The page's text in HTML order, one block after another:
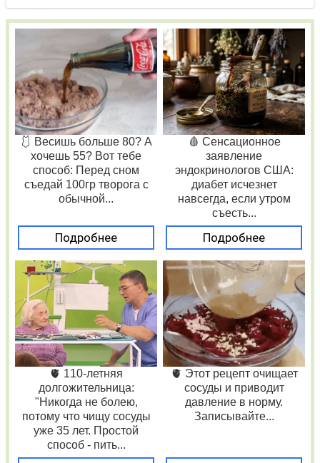
🩱 Весишь больше 80? А
хочешь 55? Вот тебе
способ: Перед сном
съедай 100гр творога с
обычной...
Подробнее
🩸 Сенсационное
заявление
эндокринологов США:
диабет исчезнет
навсегда, если утром
съесть...
Подробнее
🫀 110-летняя
долгожительница:
"Никогда не болею,
потому что чищу сосуды
уже 35 лет. Простой
способ - пить...
🫀 Этот рецепт очищает
сосуды и приводит
давление в норму.
Записывайте...